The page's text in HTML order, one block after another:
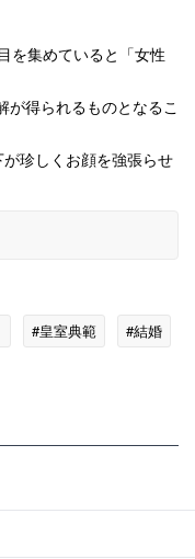
を集めていると「女性
が得られるものとなるこ
珍しくお顔を強張らせ
#皇室典範
#結婚